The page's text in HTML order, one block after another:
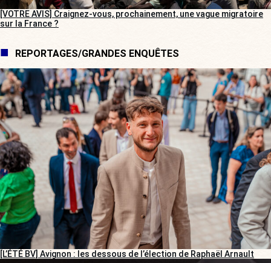
[VOTRE AVIS] Craignez-vous, prochainement, une vague migratoire
sur la France ?
REPORTAGES/GRANDES ENQUÊTES
[L’ÉTÉ BV] Avignon : les dessous de l’élection de Raphaël Arnault